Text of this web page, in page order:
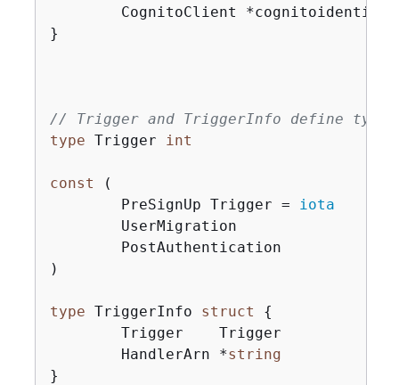
}
// Trigger and TriggerInfo define
type Trigger int
const (
	PreSignUp Trigger =
iota
)
type TriggerInfo struct
{
	HandlerArn *
string
}